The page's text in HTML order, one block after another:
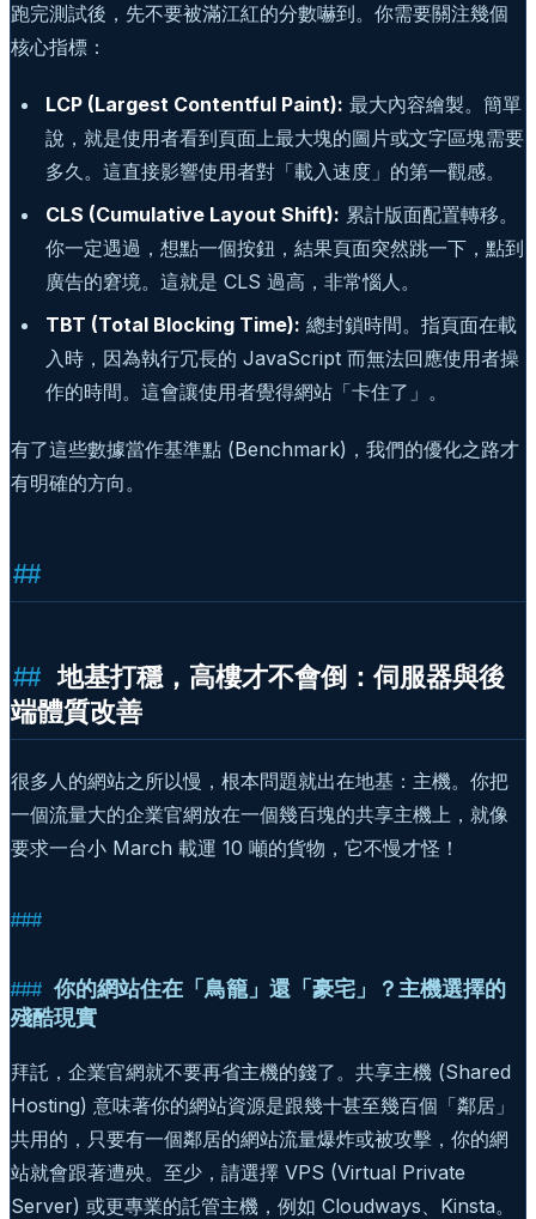
跑完測試後，先不要被滿江紅的分數嚇到。你需要關注幾個
核心指標：
LCP (Largest Contentful Paint): 最大內容繪製。簡單
說，就是使用者看到頁面上最大塊的圖片或文字區塊需要
多久。這直接影響使用者對「載入速度」的第一觀感。
CLS (Cumulative Layout Shift): 累計版面配置轉移。
你一定遇過，想點一個按鈕，結果頁面突然跳一下，點到
廣告的窘境。這就是 CLS 過高，非常惱人。
TBT (Total Blocking Time): 總封鎖時間。指頁面在載
入時，因為執行冗長的 JavaScript 而無法回應使用者操
作的時間。這會讓使用者覺得網站「卡住了」。
有了這些數據當作基準點 (Benchmark)，我們的優化之路才
有明確的方向。
地基打穩，高樓才不會倒：伺服器與後
端體質改善
很多人的網站之所以慢，根本問題就出在地基：主機。你把
一個流量大的企業官網放在一個幾百塊的共享主機上，就像
要求一台小 March 載運 10 噸的貨物，它不慢才怪！
你的網站住在「鳥籠」還「豪宅」？主機選擇的
殘酷現實
拜託，企業官網就不要再省主機的錢了。共享主機 (Shared
Hosting) 意味著你的網站資源是跟幾十甚至幾百個「鄰居」
共用的，只要有一個鄰居的網站流量爆炸或被攻擊，你的網
站就會跟著遭殃。至少，請選擇 VPS (Virtual Private
Server) 或更專業的託管主機，例如 Cloudways、Kinsta。